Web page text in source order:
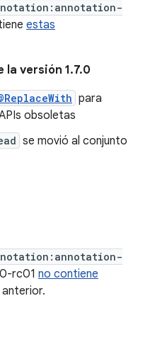
estas
la versión 1.7.0
para
obsoletas
se movió al conjunto
rc01 no contiene